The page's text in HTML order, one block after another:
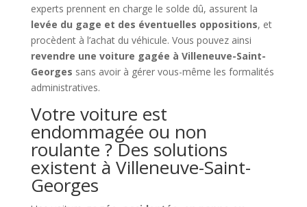
experts prennent en charge le solde dû, assurent la
levée du gage et des éventuelles oppositions, et
procèdent à l’achat du véhicule. Vous pouvez ainsi
revendre une voiture gagée à Villeneuve-Saint-
Georges sans avoir à gérer vous-même les formalités
administratives.
Votre voiture est
endommagée ou non
roulante ? Des solutions
existent à Villeneuve-Saint-
Georges